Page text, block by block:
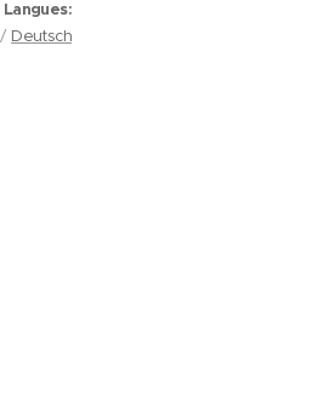
Langues
Deutsch